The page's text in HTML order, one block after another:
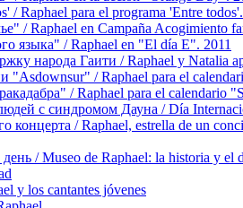
/ Raphael para el programa 'Entre
/ Raphael en Campaña Acogimiento
языка" / Raphael en "El día E". 2011
народа Гаити / Raphael y Natalia
"Asdownsur" / Raphael para el
/ Raphael para el calendario
с синдромом Дауна / Día
концерта / Raphael, estrella de un
/ Museo de Raphael: la historia y el
y los cantantes jóvenes